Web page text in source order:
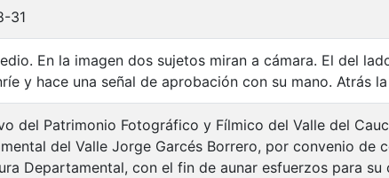
31
En la imagen dos sujetos miran a cámara. El del
y hace una señal de aprobación con su mano. Atrás
del Patrimonio Fotográfico y Fílmico del Valle del
del Valle Jorge Garcés Borrero, por convenio de
Departamental, con el fin de aunar esfuerzos para